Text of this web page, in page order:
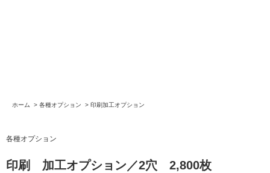
ホーム > 各種オプション > 印刷加工オプション
各種オプション
印刷 加工オプション／2穴 2,800枚